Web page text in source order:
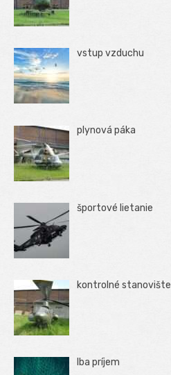
vstup vzduchu
plynová páka
športové lietanie
kontrolné stanovište
Iba príjem